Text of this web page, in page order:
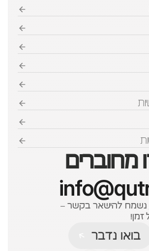
מחוברים
נשמח להישאר בקשר –
זמן!
בואו נדבר